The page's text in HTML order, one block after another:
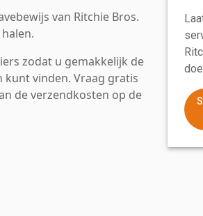
van Ritchie Bros.
zodat u gemakkelijk de
vinden. Vraag gratis
de verzendkosten op de